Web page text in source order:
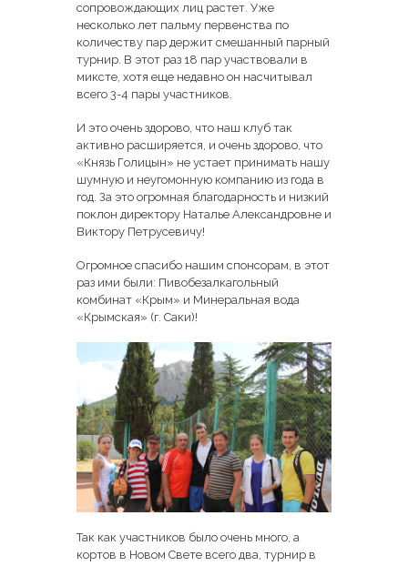
сопровождающих лиц растет. Уже
несколько лет пальму первенства по
количеству пар держит смешанный парный
турнир. В этот раз 18 пар участвовали в
миксте, хотя еще недавно он насчитывал
всего 3-4 пары участников.
И это очень здорово, что наш клуб так
активно расширяется, и очень здорово, что
«Князь Голицын» не устает принимать нашу
шумную и неугомонную компанию из года в
год. За это огромная благодарность и низкий
поклон директору Наталье Александровне и
Виктору Петрусевичу!
Огромное спасибо нашим спонсорам, в этот
раз ими были: Пивобезалкагольный
комбинат «Крым» и Минеральная вода
«Крымская» (г. Саки)!
Так как участников было очень много, а
кортов в Новом Свете всего два, турнир в